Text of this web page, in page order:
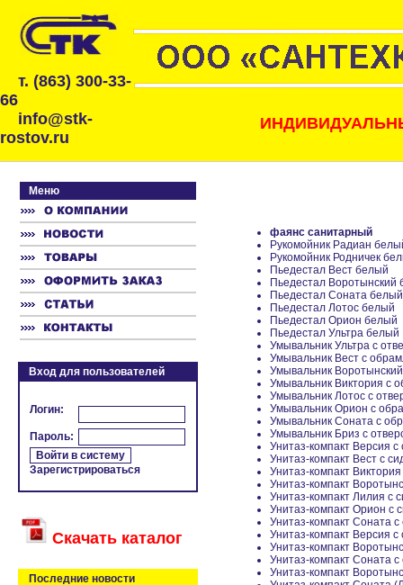
т. (863) 300-33-
66
info@stk-
rostov.ru
Меню
Вход для пользователей
Логин:
Пароль:
Зарегистрироваться
Скачать каталог
Последние новости
фаянс санитарный
Рукомойник Радиан
Рукомойник Родничек
Пьедестал Вест белый
Пьедестал Воротынский
Пьедестал Соната белый
Пьедестал Лотос белый
Пьедестал Орион белый
Пьедестал Ультра белый
Умывальник Ультра с
Умывальник Вест с
Умывальник
Умывальник Виктория с
Умывальник Лотос с
Умывальник Орион с
Умывальник Соната с
Умывальник Бриз с
Унитаз-компакт Версия
Унитаз-компакт Вест с
Унитаз-компакт
Унитаз-компакт
Унитаз-компакт Лилия с
Унитаз-компакт Орион с
Унитаз-компакт Соната
Унитаз-компакт Версия
Унитаз-компакт
Унитаз-компакт Соната
Унитаз-компакт